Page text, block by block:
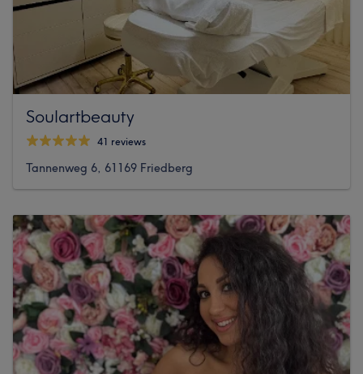
Soulartbeauty
41 reviews
Tannenweg 6, 61169 Friedberg